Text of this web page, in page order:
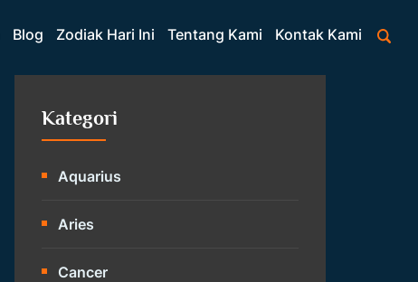
Blog Zodiak Hari Ini Tentang Kami Kontak Kami
Kategori
Aquarius
Aries
Cancer